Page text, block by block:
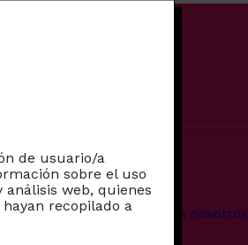
de usuario/a
sobre el uso
web, quienes
recopilado a
Más
Trabaja con nosotros